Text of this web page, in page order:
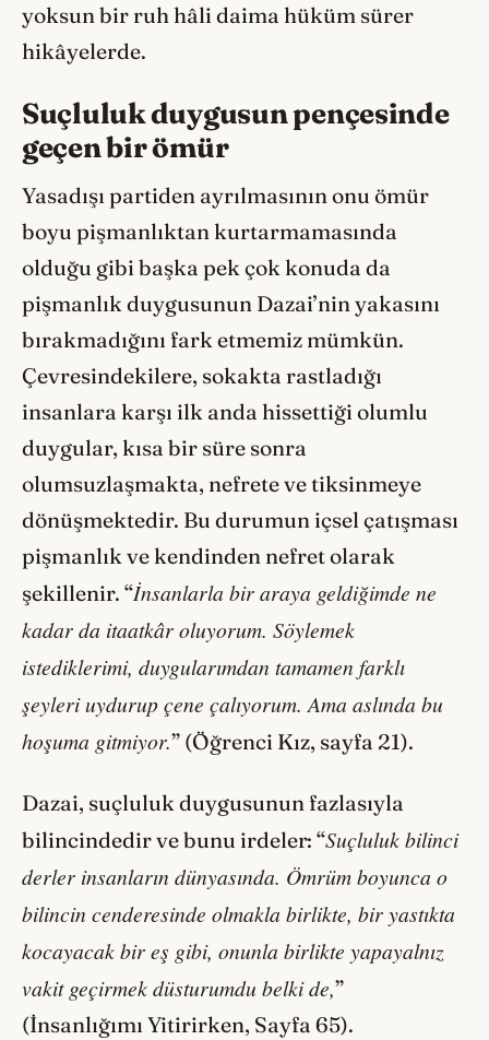
yoksun bir ruh hâli daima hüküm sürer
hikâyelerde.
Suçluluk duygusun pençesinde
geçen bir ömür
Yasadışı partiden ayrılmasının onu ömür
boyu pişmanlıktan kurtarmamasında
olduğu gibi başka pek çok konuda da
pişmanlık duygusunun Dazai’nin yakasını
bırakmadığını fark etmemiz mümkün.
Çevresindekilere, sokakta rastladığı
insanlara karşı ilk anda hissettiği olumlu
duygular, kısa bir süre sonra
olumsuzlaşmakta, nefrete ve tiksinmeye
dönüşmektedir. Bu durumun içsel çatışması
pişmanlık ve kendinden nefret olarak
şekillenir. “İnsanlarla bir araya geldiğimde ne
kadar da itaatkâr oluyorum. Söylemek
istediklerimi, duygularımdan tamamen farklı
şeyleri uydurup çene çalıyorum. Ama aslında bu
hoşuma gitmiyor.” (Öğrenci Kız, sayfa 21).
Dazai, suçluluk duygusunun fazlasıyla
bilincindedir ve bunu irdeler: “Suçluluk bilinci
derler insanların dünyasında. Ömrüm boyunca o
bilincin cenderesinde olmakla birlikte, bir yastıkta
kocayacak bir eş gibi, onunla birlikte yapayalnız
vakit geçirmek düsturumdu belki de,”
(İnsanlığımı Yitirirken, Sayfa 65).